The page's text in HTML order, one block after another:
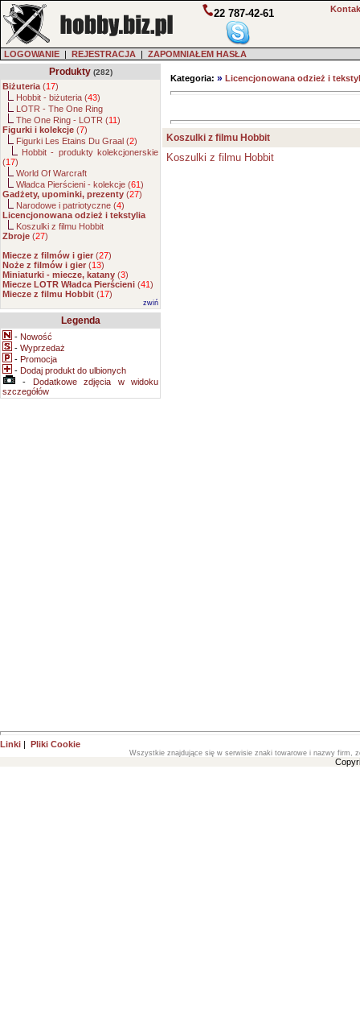
22 787-42-61
LOGOWANIE | REJESTRACJA | ZAPOMNIAŁEM HASŁA
Produkty (282)
Biżuteria (17)
Hobbit - biżuteria (43)
LOTR - The One Ring
The One Ring - LOTR (11)
Figurki i kolekcje (7)
Figurki Les Etains Du Graal (2)
Hobbit - produkty kolekcjonerskie
(17)
World Of Warcraft
Władca Pierścieni - kolekcje (61)
Gadżety, upominki, prezenty (27)
Narodowe i patriotyczne (4)
Licencjonowana odzież i tekstylia
Koszulki z filmu Hobbit
Zbroje (27)
Miecze z filmów i gier (27)
Noże z filmów i gier (13)
Miniaturki - miecze, katany (3)
Miecze LOTR Władca Pierścieni (41)
Miecze z filmu Hobbit (17)
zwiń
Legenda
- Nowość
- Wyprzedaż
- Promocja
- Dodaj produkt do ulbionych
- Dodatkowe zdjęcia w widoku
szczegółów
Kategoria: » Licencjonowana odzież i
Koszulki z filmu Hobbit
Koszulki z filmu Hobbit
Linki | Pliki Cookie
Wszystkie znajdujące się w serwisie znaki towarowe i nazwy firm,